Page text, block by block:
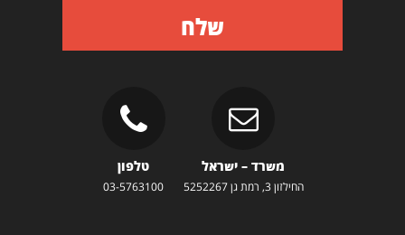
שלח
משרד – ישראל
החילזון 3, רמת גן 5252267
טלפון
03-5763100